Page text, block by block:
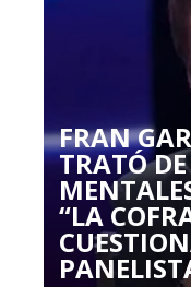
FRAN
TRATÓ
“LA